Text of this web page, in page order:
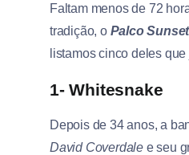
Faltam menos de 72
tradição, o Palco Sunset
listamos cinco deles
1- Whitesnake
Depois de 34 anos, a
David Coverdale e seu